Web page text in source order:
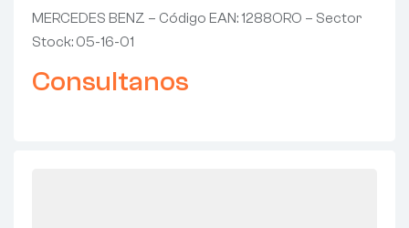
MERCEDES BENZ – Código EAN: 1288ORO – Sector
Stock: 05-16-01
Consultanos